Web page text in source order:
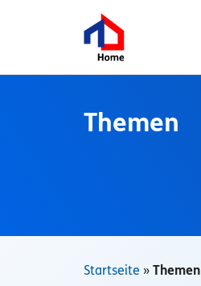
Themen
Startseite » Themen